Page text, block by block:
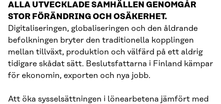
ALLA UTVECKLADE SAMHÄLLEN GENOMGÅR
STOR FÖRÄNDRING OCH OSÄKERHET.
Digitaliseringen, globaliseringen och den åldrande
befolkningen bryter den traditionella kopplingen
mellan tillväxt, produktion och välfärd på ett aldrig
tidigare skådat sätt. Beslutsfattarna i Finland kämpar
för ekonomin, exporten och nya jobb.
Att öka sysselsättningen i lönearbetena jämfört med